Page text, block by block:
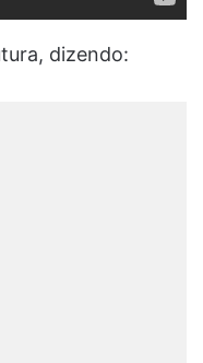
dizendo: